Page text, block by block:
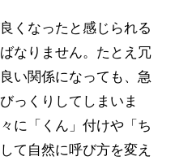
くなったと感じられる
なりません。たとえ冗
い関係になっても、急
っくりしてしまいま
に「くん」付けや「ち
て自然に呼び方を変え